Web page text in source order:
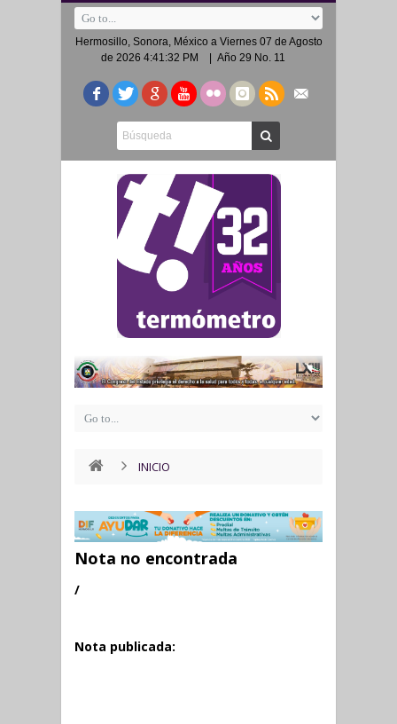
Hermosillo, Sonora, México a Viernes 07 de Agosto
de 2026 4:41:32 PM
| Año 29 No. 11
INICIO
Nota no encontrada
/
Nota publicada: